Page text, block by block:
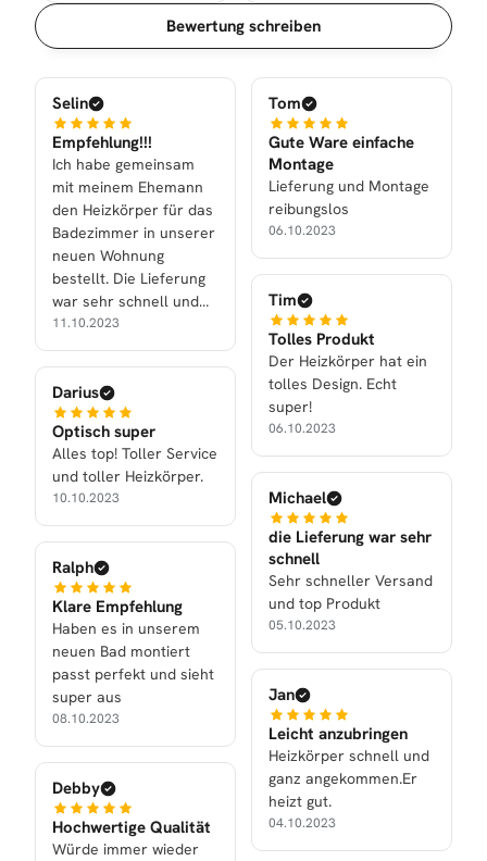
Sortierung
Bewertung schreiben
Selin
Empfehlung!!!
Ich habe gemeinsam
mit meinem Ehemann
den Heizkörper für das
Badezimmer in unserer
neuen Wohnung
bestellt. Die Lieferung
war sehr schnell und
mein Mann konnte den
Heizkörper auch selber
anbringen (Dank der
Anleitung). Der
Heizkörper PANDEMA
ist ein echter Hingucker
und sieht super aus!
11.10.2023
Darius
Optisch super
Alles top! Toller Service
und toller Heizkörper.
10.10.2023
Ralph
Klare Empfehlung
Haben es in unserem
neuen Bad montiert
passt perfekt und sieht
super aus
08.10.2023
Debby
Hochwertige Qualität
Würde immer wieder
Tom
Gute Ware einfache
Montage
Lieferung und Montage
reibungslos
06.10.2023
Tim
Tolles Produkt
Der Heizkörper hat ein
tolles Design. Echt
super!
06.10.2023
Michael
die Lieferung war sehr
schnell
Sehr schneller Versand
und top Produkt
05.10.2023
Jan
Leicht anzubringen
Heizkörper schnell und
ganz angekommen.Er
heizt gut.
04.10.2023